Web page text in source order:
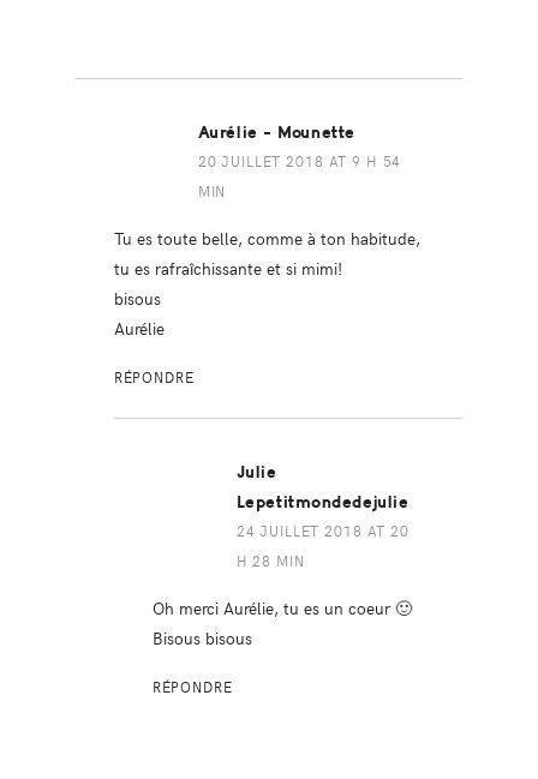
Aurélie - Mounette
20 JUILLET 2018 AT 9 H 54
MIN
Tu es toute belle, comme à ton habitude,
tu es rafraîchissante et si mimi!
bisous
Aurélie
RÉPONDRE
Julie
Lepetitmondedejulie
24 JUILLET 2018 AT 20
H 28 MIN
Oh merci Aurélie, tu es un coeur 🙂
Bisous bisous
RÉPONDRE